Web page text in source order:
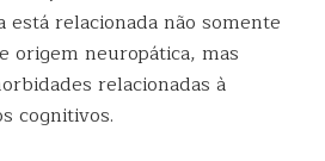
está relacionada não somente
origem neuropática, mas
relacionadas à
cognitivos.